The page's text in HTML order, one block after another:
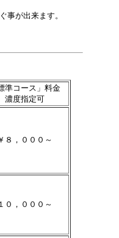
事が出来ます。
準コース」料金
濃度指定可
８，０００～
０，０００～